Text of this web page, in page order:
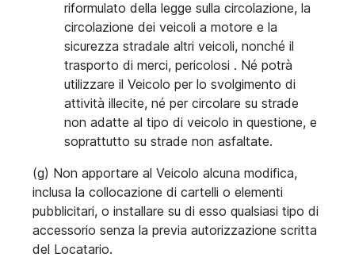
riformulato della legge sulla circolazione, la
circolazione dei veicoli a motore e la
sicurezza stradale altri veicoli, nonché il
trasporto di merci, pericolosi . Né potrà
utilizzare il Veicolo per lo svolgimento di
attività illecite, né per circolare su strade
non adatte al tipo di veicolo in questione, e
soprattutto su strade non asfaltate.
(g) Non apportare al Veicolo alcuna modifica,
inclusa la collocazione di cartelli o elementi
pubblicitari, o installare su di esso qualsiasi tipo di
accessorio senza la previa autorizzazione scritta
del Locatario.